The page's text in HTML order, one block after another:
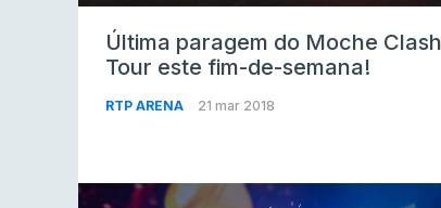
Última paragem do Moche Clash
Tour este fim-de-semana!
RTP ARENA 21 mar 2018